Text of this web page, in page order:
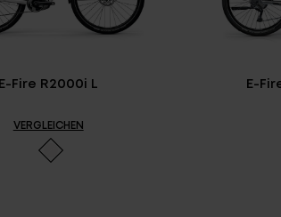
E-Fire R2000i L
VERGLEICHEN
E-